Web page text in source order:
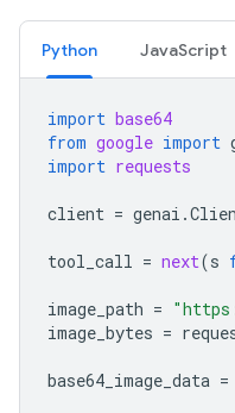
Python JavaScript
import base64
from google import
import requests
client = genai .
tool_call = next(s
image_path =
image_bytes =
base64_image_data =